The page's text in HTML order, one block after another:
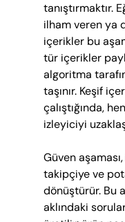
tanıştırmaktır.
ilham veren ya
içerikler bu
tür içerikler
algoritma
taşınır. Keşif
çalıştığında,
izleyiciyi
Güven
takipçiye ve
dönüştürür. Bu
aklındaki